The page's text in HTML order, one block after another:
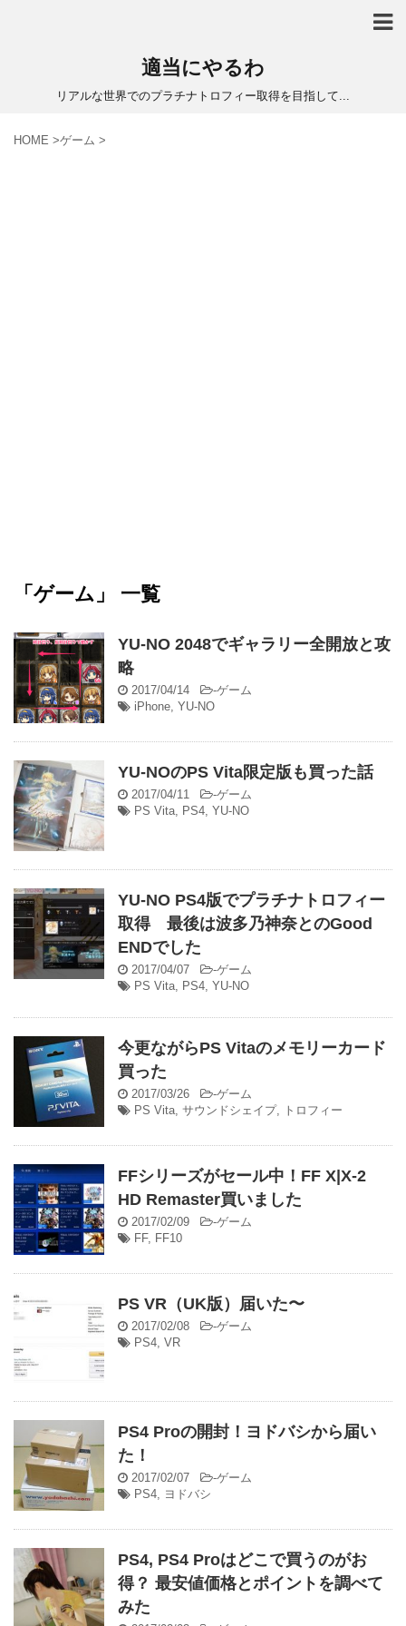
適当にやるわ
リアルな世界でのプラチナトロフィー取得を目指して...
HOME >ゲーム >
「ゲーム」 一覧
YU-NO 2048でギャラリー全開放と攻
略
2017/04/14 -ゲーム
iPhone, YU-NO
YU-NOのPS Vita限定版も買った話
2017/04/11 -ゲーム
PS Vita, PS4, YU-NO
YU-NO PS4版でプラチナトロフィー
取得 最後は波多乃神奈とのGood
ENDでした
2017/04/07 -ゲーム
PS Vita, PS4, YU-NO
今更ながらPS Vitaのメモリーカード
買った
2017/03/26 -ゲーム
PS Vita, サウンドシェイプ, トロフィー
FFシリーズがセール中！FF X|X-2
HD Remaster買いました
2017/02/09 -ゲーム
FF, FF10
PS VR（UK版）届いた〜
2017/02/08 -ゲーム
PS4, VR
PS4 Proの開封！ヨドバシから届い
た！
2017/02/07 -ゲーム
PS4, ヨドバシ
PS4, PS4 Proはどこで買うのがお
得？ 最安値価格とポイントを調べて
みた